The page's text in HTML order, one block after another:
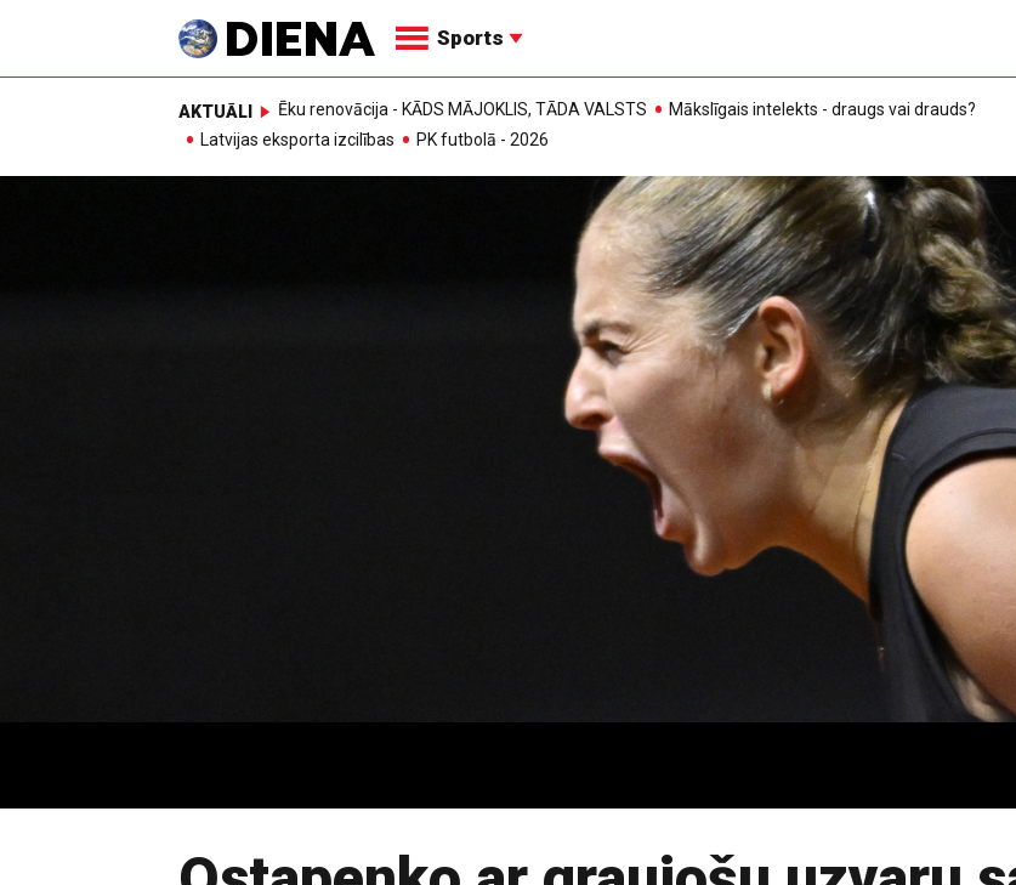
Sports
AKTUĀLI Ēku renovācija - KĀDS MĀJOKLIS, TĀDA VALSTS
Mākslīgais intelekts - draugs vai drauds?
Latvijas eksporta izcilības
PK futbolā - 2026